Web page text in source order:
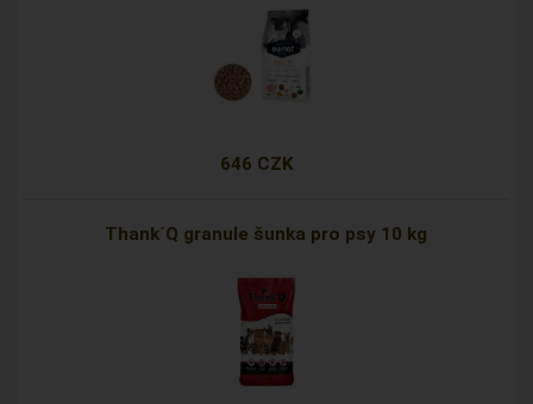
646 CZK
Thank´Q granule šunka pro psy 10 kg